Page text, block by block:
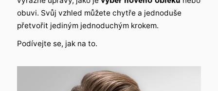
obuvi. Svůj vzhled můžete chytře a jednoduše
přetvořit jediným jednoduchým krokem.
Podívejte se, jak na to.